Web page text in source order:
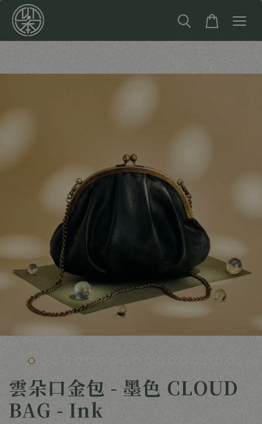
雲朵口金包 - 墨色 CLOUD
BAG - Ink